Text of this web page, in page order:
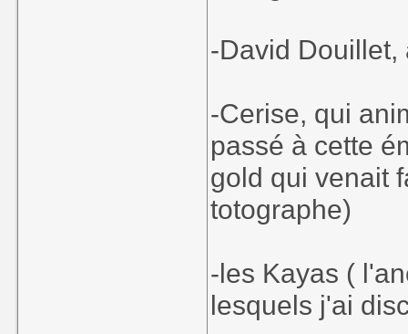
-David Douillet,
-Cerise, qui
passé à cette
gold qui venait
totographe)
-les Kayas (
lesquels j'ai